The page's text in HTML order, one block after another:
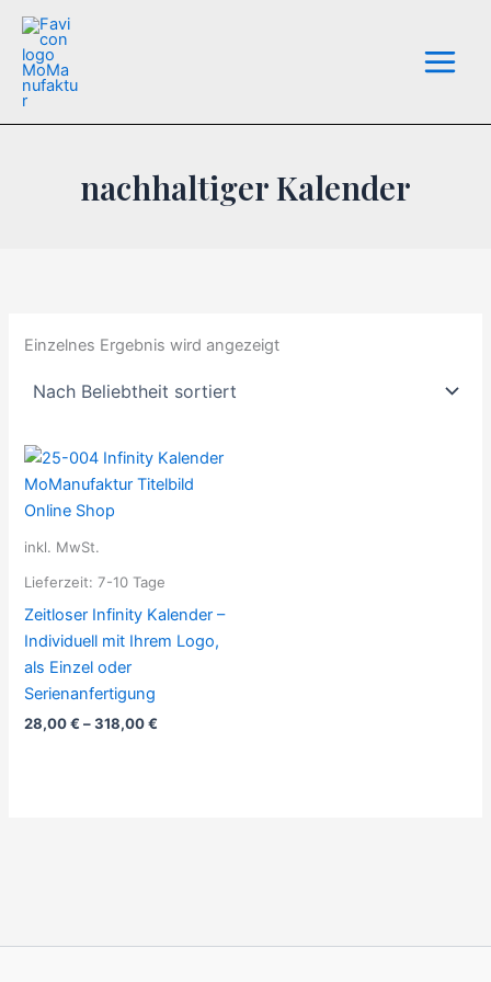
Zum
Inhalt
springen
nachhaltiger Kalender
Einzelnes Ergebnis wird angezeigt
inkl. MwSt.
Lieferzeit:7-10 Tage
Zeitloser Infinity Kalender –
Individuell mit Ihrem Logo,
als Einzel oder
Serienanfertigung
28,00€ –318,00€